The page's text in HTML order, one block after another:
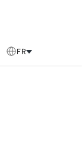
FR